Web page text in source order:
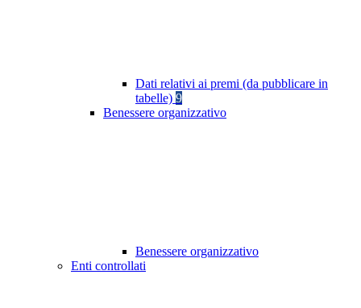
Dati relativi ai premi (da pubblicare in
tabelle) 9
Benessere organizzativo
Benessere organizzativo
Enti controllati